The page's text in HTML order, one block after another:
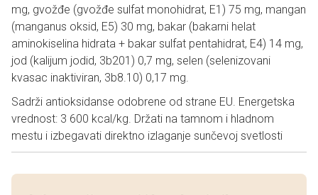
mg, gvožđe (gvožđe sulfat monohidrat, E1) 75 mg, mangan
(manganus oksid, E5) 30 mg, bakar (bakarni helat
aminokiselina hidrata + bakar sulfat pentahidrat, E4) 14 mg,
jod (kalijum jodid, 3b201) 0,7 mg, selen (selenizovani
kvasac inaktiviran, 3b8.10) 0,17 mg.
Sadrži antioksidanse odobrene od strane EU. Energetska
vrednost: 3 600 kcal/kg. Držati na tamnom i hladnom
mestu i izbegavati direktno izlaganje sunčevoj svetlosti